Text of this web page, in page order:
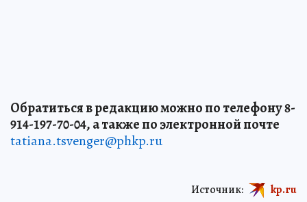
Обратиться в редакцию можно по телефону 8-
914-197-70-04, а также по электронной почте
tatiana.tsvenger@phkp.ru
Источник: kp.ru